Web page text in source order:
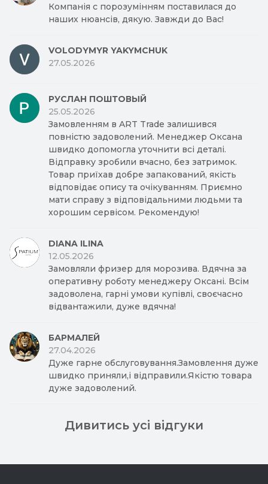
Компанія с порозумінням поставилася до
наших нюансів, дякую. Завжди до Вас!
VOLODYMYR YAKYMCHUK
27.05.2026
РУСЛАН ПОШТОВЫЙ
25.05.2026
Замовленням в ART Trade залишився
повністю задоволений. Менеджер Оксана
швидко допомогла уточнити всі деталі.
Відправку зробили вчасно, без затримок.
Товар приїхав добре запакований, якість
відповідає опису та очікуванням. Приємно
мати справу з відповідальними людьми та
хорошим сервісом. Рекомендую!
DIANA ILINA
12.05.2026
Замовляли фризер для морозива. Вдячна за
оперативну роботу менеджеру Оксані. Всім
задоволена, гарні умови купівлі, своєчасно
відвантажили, дуже вдячна!
БАРМАЛЕЙ
27.04.2026
Дуже гарне обслуговування.Замовлення дуже
швидко приняли,і відправили.Якістю товара
дуже задоволений.
Дивитись усі відгуки